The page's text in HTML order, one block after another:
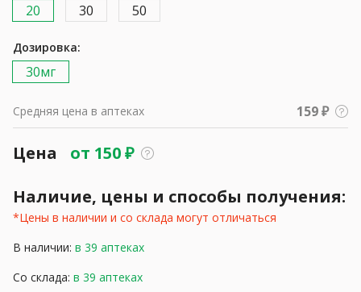
20 30 50
Дозировка:
30мг
Средняя цена в аптеках 159 ₽
Цена от 150₽
Наличие, цены и способы получения:
*Цены в наличии и со склада могут отличаться
В наличии: в 39 аптеках
Со склада: в 39 аптеках